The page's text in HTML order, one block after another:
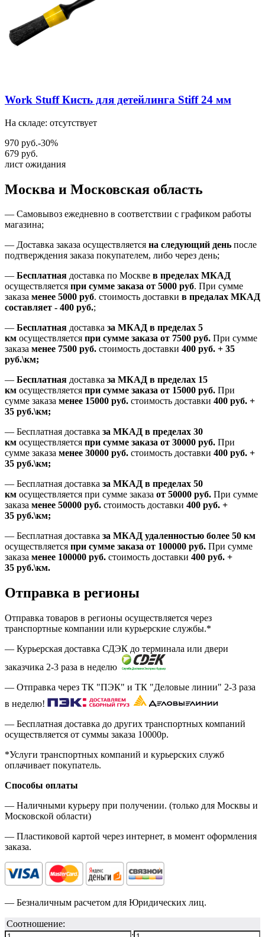
Work Stuff Кисть для детейлинга Stiff 24 мм
На складе: отсутствует
970 руб.-30%
679 руб.
лист ожидания
Москва и Московская область
— Самовывоз ежедневно в соответствии с графиком работы
магазина;
— Доставка заказа осуществляется на следующий день после
подтверждения заказа покупателем, либо через день;
— Бесплатная доставка по Москве в пределах МКАД
осуществляется при сумме заказа от 5000 руб. При сумме
заказа менее 5000 руб. стоимость доставки в предалах МКАД
составляет - 400 руб.;
— Бесплатная доставка за МКАД в пределах 5
км осуществляется при сумме заказа от 7500 руб. При сумме
заказа менее 7500 руб. стоимость доставки 400 руб. + 35
руб.\км;
— Бесплатная доставка за МКАД в пределах 15
км осуществляется при сумме заказа от 15000 руб. При
сумме заказа менее 15000 руб. стоимость доставки 400 руб. +
35 руб.\км;
— Бесплатная доставка за МКАД в пределах 30
км осуществляется при сумме заказа от 30000 руб. При
сумме заказа менее 30000 руб. стоимость доставки 400 руб. +
35 руб.\км;
— Бесплатная доставка за МКАД в пределах 50
км осуществляется при сумме заказа от 50000 руб. При сумме
заказа менее 50000 руб. стоимость доставки 400 руб. +
35 руб.\км;
— Бесплатная доставка за МКАД удаленностью более 50 км
осуществляется при сумме заказа от 100000 руб. При сумме
заказа менее 100000 руб. стоимость доставки 400 руб. +
35 руб.\км.
Отправка в регионы
Отправка товаров в регионы осуществляется через
транспортные компании или курьерские службы.*
— Курьерская доставка СДЭК до терминала или двери
заказчика 2-3 раза в неделю
— Отправка через ТК "ПЭК" и ТК "Деловые линии" 2-3 раза
в неделю!
— Бесплатная доставка до других транспортных компаний
осуществляется от суммы заказа 10000р.
*Услуги транспортных компаний и курьерских служб
оплачивает покупатель.
Способы оплаты
— Наличными курьеру при получении. (только для Москвы и
Московской области)
— Пластиковой картой через интернет, в момент оформления
заказа.
— Безналичным расчетом для Юридических лиц.
Соотношение: